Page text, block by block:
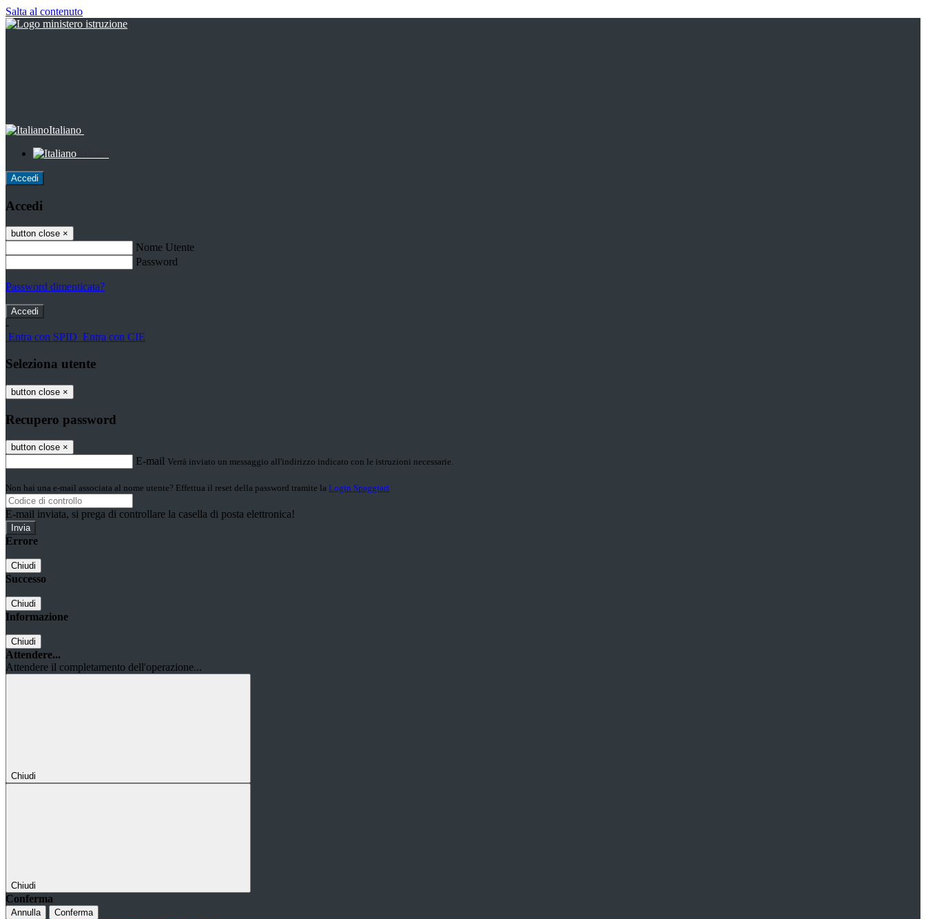
Salta al contenuto
Italiano
Accedi
Accedi
button close ×
Nome Utente
Password
Password dimenticata?
-
Entra con SPID Entra con CIE
Seleziona utente
button close ×
Recupero password
button close ×
E-mail Verrà inviato un messaggio all'indirizzo indicato con le istruzioni necessarie.
Non hai una e-mail associata al nome utente? Effettua il reset della password tramite la Login Spaggiari
E-mail inviata, si prega di controllare la casella di posta elettronica!
Errore
Chiudi
Successo
Chiudi
Informazione
Chiudi
Attendere...
Attendere il completamento dell'operazione...
Chiudi
Chiudi
Conferma
Annulla Conferma